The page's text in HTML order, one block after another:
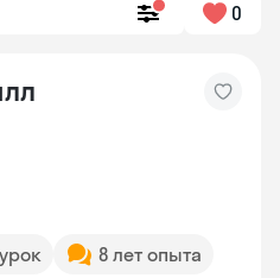
0
8 лет опыта